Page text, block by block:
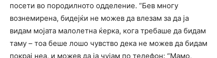
посети во породилното одделение. “Бев многу
вознемирена, бидејќи не можев да влезам за да ја
видам мојата малолетна ќерка, кога требаше да бидам
таму – тоа беше лошо чувство дека не можев да бидам
покрај неа, и можев да ја чујам по телефон: “Мамо,